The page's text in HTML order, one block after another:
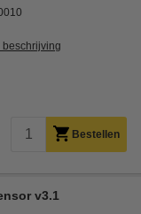
beschrijving
Bestellen
v3.1